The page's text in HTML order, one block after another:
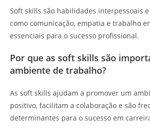
Soft skills são habilidades interpessoais
como comunicação, empatia e trabalho
essenciais para o sucesso profissional.
Por que as soft skills são
ambiente de trabalho?
As soft skills ajudam a promover um
positivo, facilitam a colaboração e são
determinantes para o sucesso em